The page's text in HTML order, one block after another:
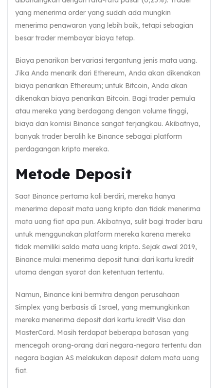
yang menerima order yang sudah ada mungkin
menerima penawaran yang lebih baik, tetapi sebagian
besar trader membayar biaya tetap.
Biaya penarikan bervariasi tergantung jenis mata uang.
Jika Anda menarik dari Ethereum, Anda akan dikenakan
biaya penarikan Ethereum; untuk Bitcoin, Anda akan
dikenakan biaya penarikan Bitcoin. Bagi trader pemula
atau mereka yang berdagang dengan volume tinggi,
biaya dan komisi Binance sangat terjangkau. Akibatnya,
banyak trader beralih ke Binance sebagai platform
perdagangan kripto mereka.
Metode Deposit
Saat Binance pertama kali berdiri, mereka hanya
menerima deposit mata uang kripto dan tidak menerima
mata uang fiat apa pun. Akibatnya, sulit bagi trader baru
untuk menggunakan platform mereka karena mereka
tidak memiliki saldo mata uang kripto. Sejak awal 2019,
Binance mulai menerima deposit tunai dari kartu kredit
utama dengan syarat dan ketentuan tertentu.
Namun, Binance kini bermitra dengan perusahaan
Simplex yang berbasis di Israel, yang memungkinkan
mereka menerima deposit dari kartu kredit Visa dan
MasterCard. Masih terdapat beberapa batasan yang
mencegah orang-orang dari negara-negara tertentu dan
negara bagian AS melakukan deposit dalam mata uang
fiat.